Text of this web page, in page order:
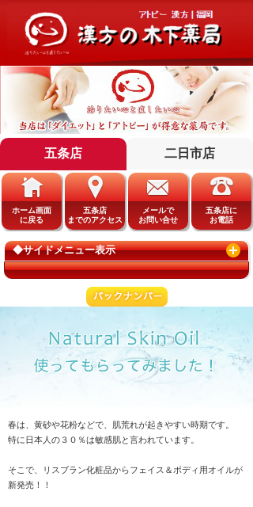
五条店 二日市店
ホーム画面
に戻る
五条店
までのアクセス
メールで
お問い合せ
五条店に
お電話
ホーム画面
に戻る
二日市店
までのアクセス
二日市店への
ご来店予約
二日市店に
お電話
◆サイドメニュー表示
春は、黄砂や花粉などで、肌荒れが起きやすい時期です。
特に日本人の３０％は敏感肌と言われています。
そこで、
リスブラン化粧品からフェイス＆ボディ用オイルが
新発売！！